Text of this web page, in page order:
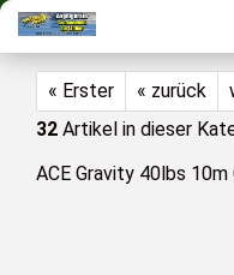
« Erster « zurück
32 Artikel in dieser
ACE Gravity 40lbs 10m